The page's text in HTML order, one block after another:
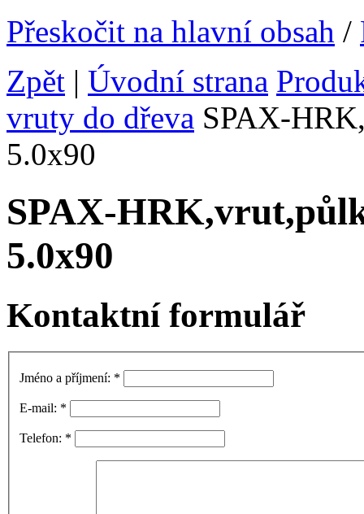
Přeskočit na hlavní obsah /
Zpět | Úvodní strana
vruty do dřeva SPAX-
5.0x90
SPAX-
5.0x90
Kontaktní formulář
Jméno a příjmení: *
E-mail: *
Telefon: *